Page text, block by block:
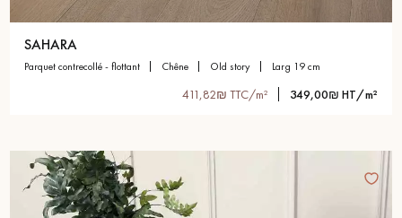
SAHARA
parquet contrecollé - flottant chêne old story larg 19 cm
411,82₪ TTC/m² 349,00₪ HT/m²